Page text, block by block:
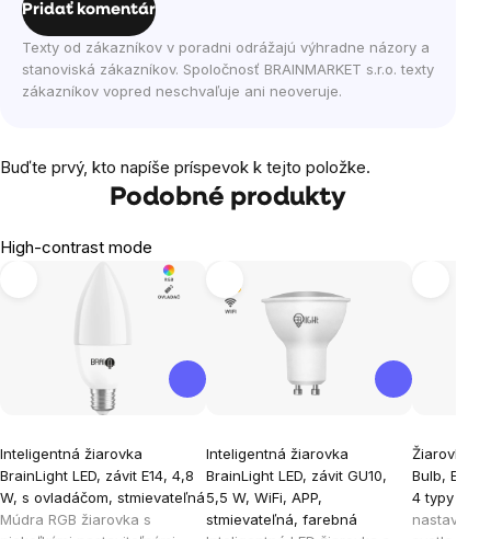
Pridať komentár
Texty od zákazníkov v poradni odrážajú výhradne názory a
stanoviská zákazníkov. Spoločnosť BRAINMARKET s.r.o. texty
zákazníkov vopred neschvaľuje ani neoveruje.
Buďte prvý, kto napíše príspevok k tejto položke.
Podobné produkty
High-contrast mode
Inteligentná žiarovka
BrainLight LED, závit E14, 4,8
W, s ovladáčom, stmievateľná
Múdra RGB žiarovka s
Inteligentná žiarovka
BrainLight LED, závit GU10,
5,5 W, WiFi, APP,
stmievateľná, farebná
Žiarovka
Bulb, E27,
4 typy